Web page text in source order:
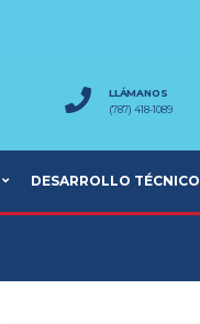
LLÁMANOS
(787) 418-1089
DESARROLLO TÉCNICO